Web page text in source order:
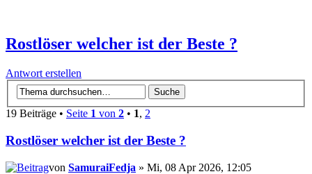
Rostlöser welcher ist der Beste ?
Antwort erstellen
19 Beiträge • Seite 1 von 2 • 1, 2
Rostlöser welcher ist der Beste ?
von SamuraiFedja » Mi, 08 Apr 2026, 12:05